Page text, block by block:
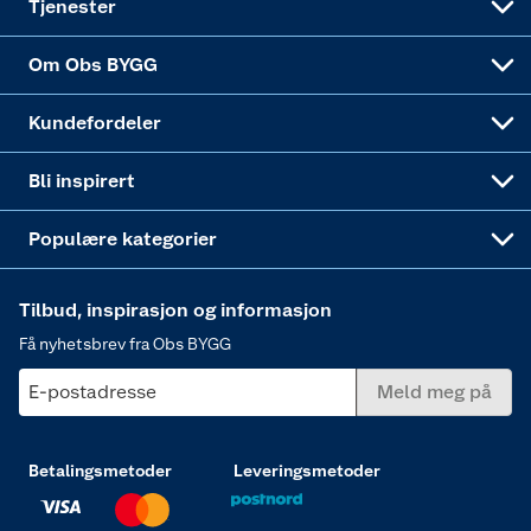
Tjenester
Om Obs BYGG
Kundefordeler
Bli inspirert
Populære kategorier
Tilbud, inspirasjon og informasjon
Få nyhetsbrev fra Obs BYGG
E-postadresse Meld meg på
Betalingsmetoder Leveringsmetoder